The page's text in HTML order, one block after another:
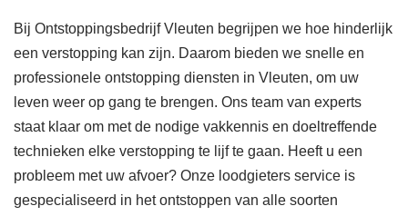
Bij Ontstoppingsbedrijf Vleuten begrijpen we hoe hinderlijk
een verstopping kan zijn. Daarom bieden we snelle en
professionele ontstopping diensten in Vleuten, om uw
leven weer op gang te brengen. Ons team van experts
staat klaar om met de nodige vakkennis en doeltreffende
technieken elke verstopping te lijf te gaan. Heeft u een
probleem met uw afvoer? Onze loodgieters service is
gespecialiseerd in het ontstoppen van alle soorten